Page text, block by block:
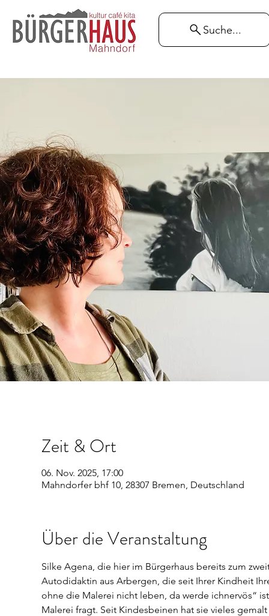
Suche...
Zeit & Ort
06. Nov. 2025, 17:00
Mahndorfer bhf 10, 28307 Bremen, Deutschland
Über die Veranstaltung
Silke Agena, die hier im Bürgerhaus bereits zum
Autodidaktin aus Arbergen, die seit Ihrer Kindheit
ohne die Malerei nicht leben, da werde ichnervös“
Malerei fragt. Seit Kindesbeinen hat sie vieles